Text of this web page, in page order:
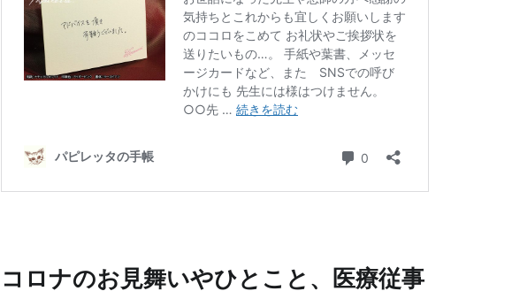
コロナのお見舞いやひとこと、医療従事